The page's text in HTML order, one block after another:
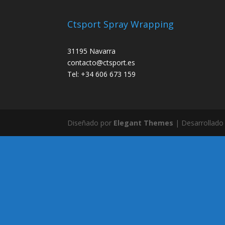
Ctsport Spray Wrapping
31195 Navarra
contacto@ctsport.es
Tel: +34 606 673 159
Diseñado por Elegant Themes |